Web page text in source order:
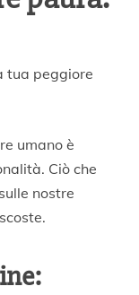
tua peggiore
umano è
Ciò che
nostre